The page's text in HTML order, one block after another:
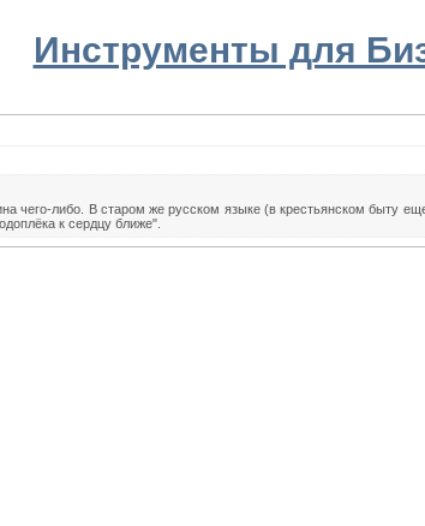
Инструменты для
чего-либо. В старом же русском языке (в крестьянском быту
к сердцу ближе".